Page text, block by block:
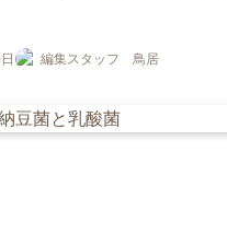
編集スタッフ 鳥居